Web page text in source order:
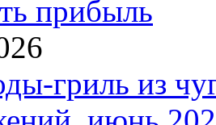
прибыль
гриль из